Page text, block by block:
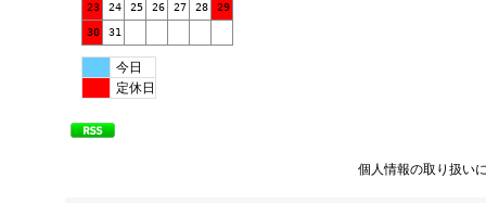
23 24 25 26 27 28 29
30 31
今日
定休日
個人情報の取り扱い